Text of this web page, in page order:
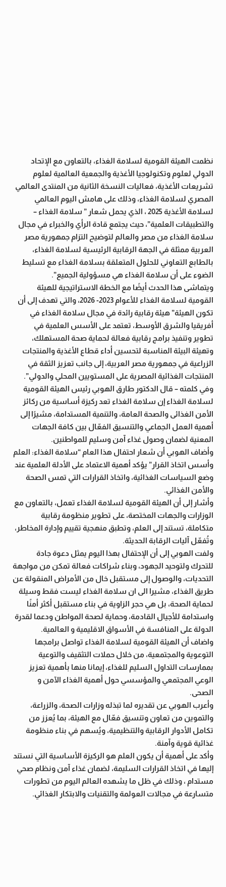
نظمت الهيئة القومية لسلامة الغذاء، بالتعاون مع الإتحاد
الدولي لعلوم وتكنولوجيا الأغذية والجمعية العالمية لعلوم
تشريعات الأغذية، فعاليات النسخة الثانية من المنتدى العالمي
المصري لسلامة الغذاء، وذلك على هامش اليوم العالمي
لسلامة الأغذية 2025 ، الذي يحمل شعار ” سلامة الغذاء –
والتطبيقات العلمية”، حيث يجتمع قادة الرأي والخبراء في مجال
سلامة الغذاء من مصر والعالم لتوضيح التزام جمهورية مصر
العربية ممثلة في الجهة الرقابية الرئيسية لسلامة الغذاء،
بالطابع التعاوني للحلول المتعلقة بسلامة الغذاء مع تسليط
الضوء على أن سلامة الغذاء هي مسؤولية الجميع”.
ويتماشى هذا الحدث أيضًا مع الخطة الاستراتيجية للهيئة
القومية لسلامة الغذاء للأعوام 2023- 2026، والتي تهدف إلى أن
تكون الهيئة” هيئة رقابية رائدة في مجال سلامة الغذاء في
أفريقيا والشرق الأوسط، تعتمد على الأسس العلمية في
تطوير وتنفيذ برامج رقابية فعالة لحماية صحة المستهلك،
وتهيئة البيئة المناسبة لتحسين أداء قطاع الأغذية والمنتجات
الزراعية في جمهورية مصر العربية، إلى جانب تعزيز الثقة في
المنتجات الغذائية المصرية على المستويين المحلي والدولي”.
وفي كلمته – قال الدكتور طارق الهوبي رئيس الهيئة القومية
لسلامة الغذاء إن سلامة الغذاء تعد ركيزة أساسية من ركائز
الأمن الغذائى والصحة العامة، والتنمية المستدامة، مشيرًا إلى
أهمية العمل الجماعي والتنسيق الفعّال بين كافة الجهات
المعنية لضمان وصول غذاء آمن وسليم للمواطنين.
وأضاف الهوبي أن شعار احتفال هذا العام “سلامة الغذاء: العلم
وأسس اتخاذ القرار” يؤكد أهمية الاعتماد على الأدلة العلمية عند
وضع السياسات الغذائية، واتخاذ القرارات التي تمس الصحة
والأمن الغذائي.
وأشار إلى أن الهيئة القومية لسلامة الغذاء تعمل، بالتعاون مع
الوزارات والجهات المختصة، على تطوير منظومة رقابية
متكاملة، تستند إلى العلم، وتطبق منهجية تقييم وإدارة المخاطر،
وتُفعّل آليات الرقابة الحديثة.
ولفت الهوبي إلى أن الإحتفال بهذا اليوم يمثل دعوة جادة
للتحرك ولتوحيد الجهود، وبناء شراكات فعالة تمكن من مواجهة
التحديات، والوصول إلى مستقبل خال من الأمراض المنقولة عن
طريق الغذاء، مشيرا الى ان سلامة الغذاء ليست فقط وسيلة
لحماية الصحة، بل هي حجر الزاوية في بناء مستقبل أكثر أمنًا
واستدامة للأجيال القادمة، وحماية لصحة المواطن ودعما لقدرة
الدولة على المنافسة في الأسواق الاقليمية و العالمية.
واضاف أن الهيئة القومية لسلامة الغذاء تواصل برامجها
التوعوية والمجتمعية، من خلال حملات التثقيف والتوعية
بممارسات التداول السليم للغذاء، إيمانا منها بأهمية تعزيز
الوعي المجتمعي والمؤسسي حول أهمية الغذاء الآمن و
الصحى.
وأعرب الهوبي عن تقديره لما تبذله وزارات الصحة، والزراعة،
والتموين من تعاون وتنسيق فعّال مع الهيئة، بما يُعزز من
تكامل الأدوار الرقابية والتنظيمية، ويُسهم في بناء منظومة
غذائية قوية وآمنة.
وأكد على أهمية أن يكون العلم هو الركيزة الأساسية التي نستند
إليها في اتخاذ القرارات السليمة، لضمان غذاء آمن ونظام صحي
مستدام ، وذلك في ظل ما يشهده العالم اليوم من تطورات
متسارعة في مجالات العولمة والتقنيات والابتكار الغذائي.